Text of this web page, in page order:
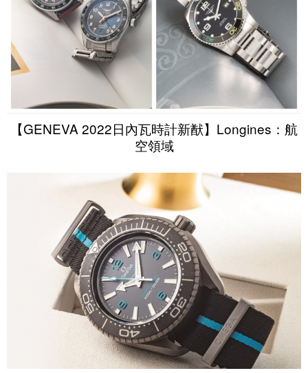
【GENEVA 2022日內瓦時計新猷】Longines：航
空領域